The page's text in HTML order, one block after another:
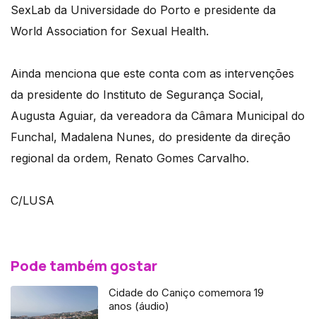
SexLab da Universidade do Porto e presidente da
World Association for Sexual Health.
Ainda menciona que este conta com as intervenções
da presidente do Instituto de Segurança Social,
Augusta Aguiar, da vereadora da Câmara Municipal do
Funchal, Madalena Nunes, do presidente da direção
regional da ordem, Renato Gomes Carvalho.
C/LUSA
Pode também gostar
Cidade do Caniço comemora 19
anos (áudio)